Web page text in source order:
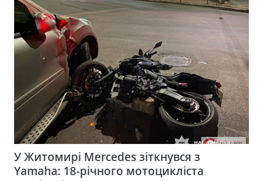
У Житомирі Mercedes зіткнувся з
Yamaha: 18-річного мотоцикліста